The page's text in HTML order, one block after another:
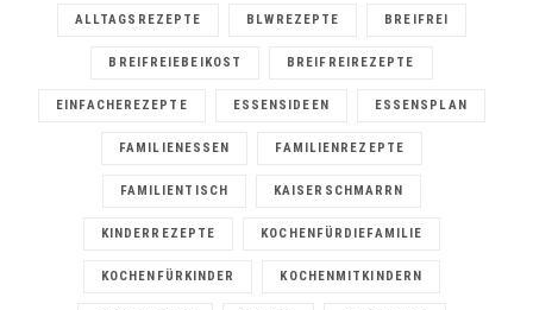
ALLTAGSREZEPTE BLWREZEPTE BREIFREI
BREIFREIEBEIKOST BREIFREIREZEPTE
EINFACHEREZEPTE ESSENSIDEEN ESSENSPLAN
FAMILIENESSEN FAMILIENREZEPTE
FAMILIENTISCH KAISERSCHMARRN
KINDERREZEPTE KOCHENFÜRDIEFAMILIE
KOCHENFÜRKINDER KOCHENMITKINDERN